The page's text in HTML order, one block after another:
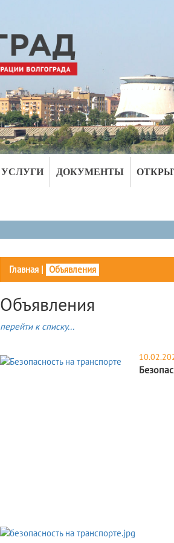
УСЛУГИ ДОКУМЕНТЫ
Главная| Объявления
Объявления
перейти к списку...